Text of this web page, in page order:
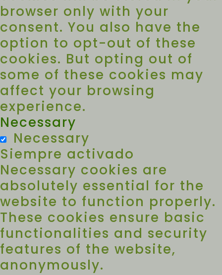
browser only with your
consent. You also have the
option to opt-out of these
cookies. But opting out of
some of these cookies may
affect your browsing
experience.
Necessary
Necessary
Siempre activado
Necessary cookies are
absolutely essential for the
website to function properly.
These cookies ensure basic
functionalities and security
features of the website,
anonymously.